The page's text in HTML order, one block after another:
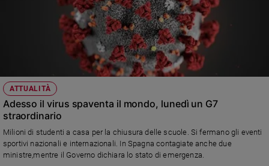
ATTUALITÀ
Adesso il virus spaventa il mondo, lunedì un G7
straordinario
Milioni di studenti a casa per la chiusura delle scuole. Si fermano gli eventi
sportivi nazionali e internazionali. In Spagna contagiate anche due
ministre,mentre il Governo dichiara lo stato di emergenza.